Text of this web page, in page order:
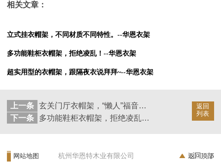
相关文章：
立式挂衣帽架，不同材质不同特性。--华恩衣架
多功能鞋柜衣帽架，拒绝凌乱！--华恩衣架
超实用型的衣帽架，跟隔夜衣说拜拜~--华恩衣架
返回
列表
上一条
玄关门厅衣帽架，“懒人”福音！--华恩衣架
下一条
多功能鞋柜衣帽架，拒绝凌乱！--华恩衣架
网站地图 杭州华恩特木业有限公司